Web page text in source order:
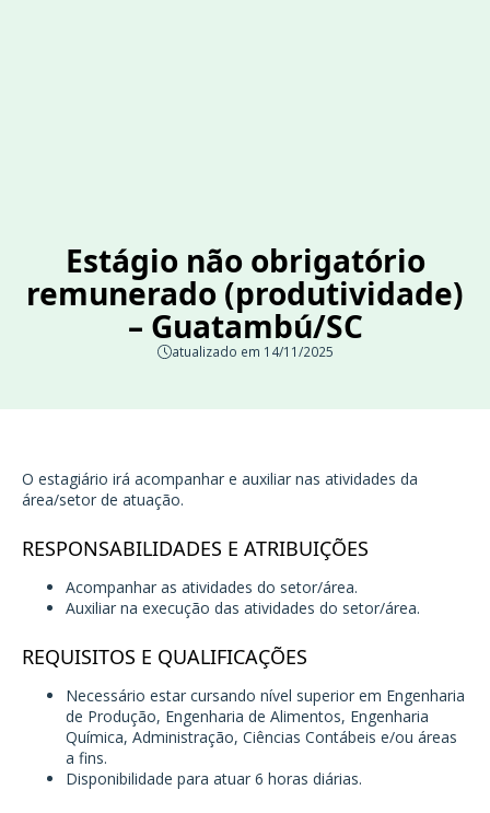
Estágio não obrigatório
remunerado (produtividade)
– Guatambú/SC
atualizado em 14/11/2025
O estagiário irá acompanhar e auxiliar nas atividades da
área/setor de atuação.
RESPONSABILIDADES E ATRIBUIÇÕES
Acompanhar as atividades do setor/área.
Auxiliar na execução das atividades do setor/área.
REQUISITOS E QUALIFICAÇÕES
Necessário estar cursando nível superior em Engenharia
de Produção, Engenharia de Alimentos, Engenharia
Química, Administração, Ciências Contábeis e/ou áreas
a fins.
Disponibilidade para atuar 6 horas diárias.